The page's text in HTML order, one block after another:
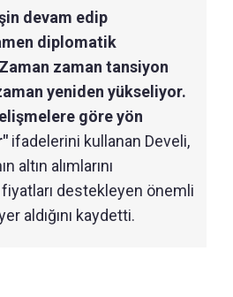
devam edip
diplomatik
zaman tansiyon
yeniden yükseliyor.
göre yön
ifadelerini kullanan Develi,
altın alımlarını
destekleyen önemli
aldığını kaydetti.